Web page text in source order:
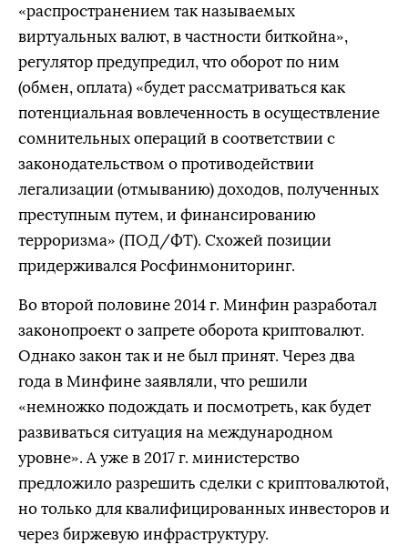
«распространением так называемых
виртуальных валют, в частности биткойна»,
регулятор предупредил, что оборот по ним
(обмен, оплата) «будет рассматриваться как
потенциальная вовлеченность в осуществление
сомнительных операций в соответствии с
законодательством о противодействии
легализации (отмыванию) доходов, полученных
преступным путем, и финансированию
терроризма» (ПОД/ФТ). Схожей позиции
придерживался Росфинмониторинг.
Во второй половине 2014 г. Минфин разработал
законопроект о запрете оборота криптовалют.
Однако закон так и не был принят. Через два
года в Минфине заявляли, что решили
«немножко подождать и посмотреть, как будет
развиваться ситуация на международном
уровне». А уже в 2017 г. министерство
предложило разрешить сделки с криптовалютой,
но только для квалифицированных инвесторов и
через биржевую инфраструктуру.